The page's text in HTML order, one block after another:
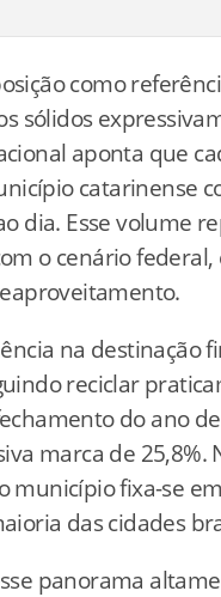
como
sólidos
aponta que
catarinense
dia. Esse volume
o cenário federal,
na destinação
reciclar
do ano
marca de
fixa-se
das cidades
panorama